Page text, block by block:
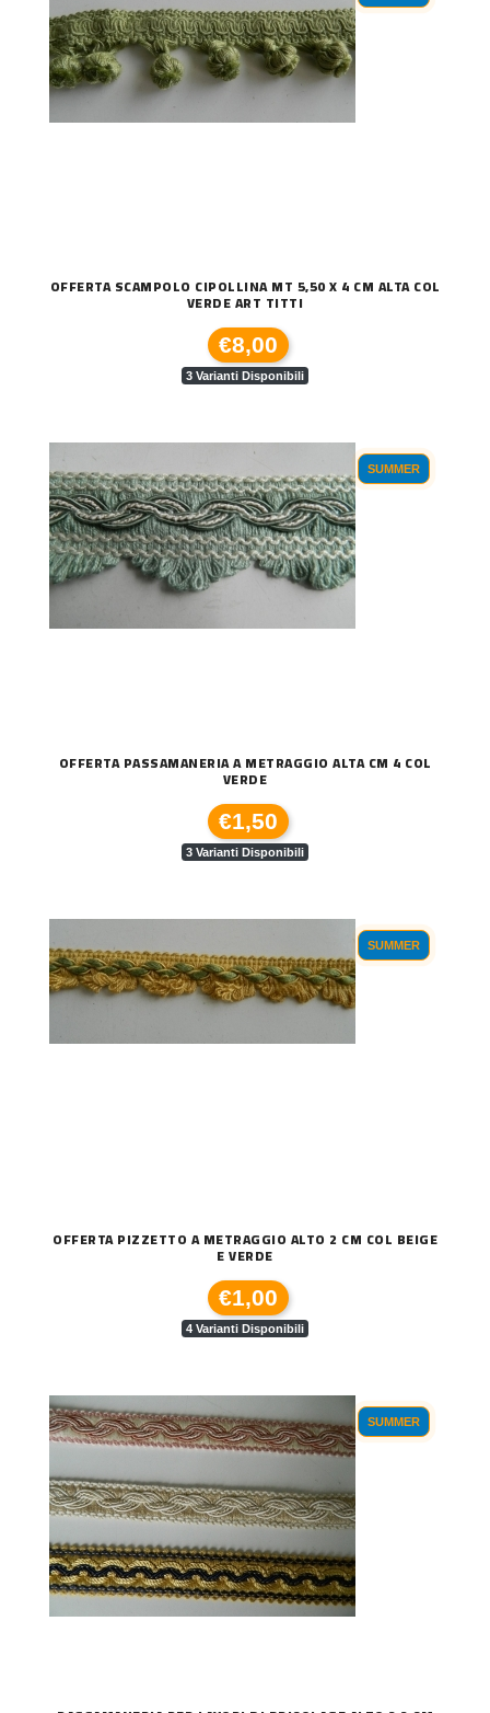
OFFERTA SCAMPOLO CIPOLLINA MT 5,50 X 4 CM ALTA COL
VERDE ART TITTI
€8,00
3 Varianti Disponibili
SUMMER
OFFERTA PASSAMANERIA A METRAGGIO ALTA CM 4 COL
VERDE
€1,50
3 Varianti Disponibili
SUMMER
OFFERTA PIZZETTO A METRAGGIO ALTO 2 CM COL BEIGE
E VERDE
€1,00
4 Varianti Disponibili
SUMMER